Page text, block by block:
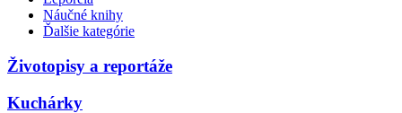
Náučné knihy
Ďalšie kategórie
Životopisy a reportáže
Kuchárky